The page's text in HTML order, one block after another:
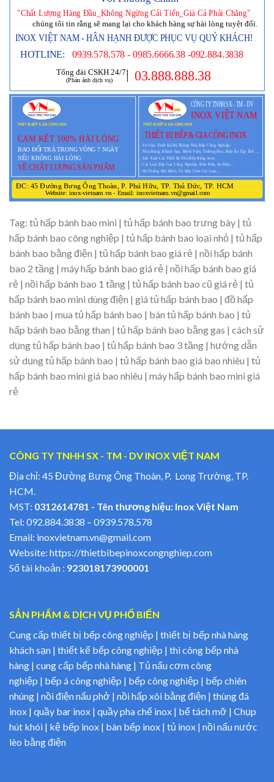
Tag: tủ hấp bánh bao mini | tủ hấp bánh bao trưng bày | tủ
hấp bánh bao công nghiệp | tủ hấp bánh bao loại nhỏ | tủ hấp
bánh bao bằng điện | tủ hấp bánh bao giá rẻ | nồi hấp bánh
bao 2 tầng | máy hấp bánh bao giá rẻ | nồi hấp bánh bao giá
rẻ | nồi hấp bánh bao 1 tầng | tủ hấp bánh bao cũ giá rẻ | tủ
hấp bánh bao mini dùng điện | giá tủ hấp bánh bao | đồ hấp
bánh bao | mua tủ hấp bánh bao | bán tủ hấp bánh bao | tủ
hấp bánh bao bằng than | tủ hấp bánh bao bằng gas | cách sử
dụng tủ hấp bánh bao | tủ hấp bánh bao 3 tầng | hướng dẫn
sử dụng tủ hấp bánh bao | tủ hấp bánh bao giá bao nhiêu | tủ
hấp bánh bao mini giá bao nhiêu | máy hấp bánh bao mini giá
rẻ
CÔNG TY TNHH SX - TM - DV INOX VIỆT NAM
Địa chỉ: 45 Đường Bưng Ông Thoàn, P. Long Trường, TP.
HCM.
MST: 0312614781 - Tên thương hiệu: Inox Việt Nam
Tel: 092.884.3838 – 0939.578.578
Email: inoxvietnam.vn@gmail.com
Website: https://thietbibepinoxcongnghiep.com
Số tài khoản : 923018173900001
SẢN PHẨM & DỊCH VỤ PHỔ BIẾN
Cung cấp thiết bị bếp công nghiệp | thiết bị bếp nhà hàng
khách sạn | thiết kế bếp công nghiệp | thi công bếp nhà
hàng | cung cấp bếp nhà hàng | Tủ nấu cơm công
nghiệp | bếp á công nghiệp | bếp công nghiệp | bếp chiên
nhúng | nồi điện nấu phở | nồi hấp xôi bằng điện | thùng đá
inox | quầy bar inox | quầy pha chế inox | bể tách mỡ | Chụp
hút khói | kệ bếp inox | bàn bếp inox | tủ inox | nồi nấu nước
lèo bằng điện